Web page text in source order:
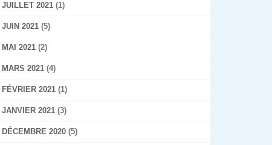
JUILLET 2021 (1)
JUIN 2021 (5)
MAI 2021 (2)
MARS 2021 (4)
FÉVRIER 2021 (1)
JANVIER 2021 (3)
DÉCEMBRE 2020 (5)